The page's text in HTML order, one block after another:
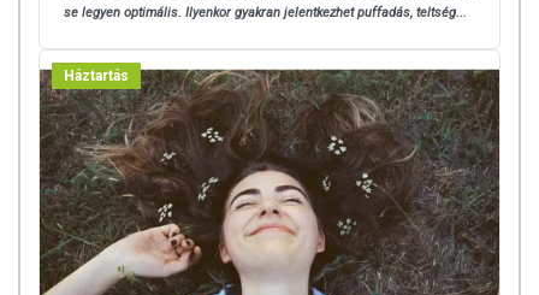
se legyen optimális. Ilyenkor gyakran jelentkezhet puffadás, teltség...
Háztartás